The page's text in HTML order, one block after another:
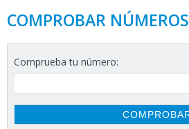
COMPROBAR NÚMEROS
Comprueba tu número: